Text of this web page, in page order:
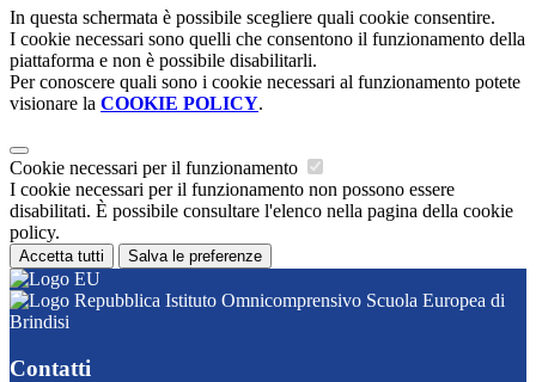
In questa schermata è possibile scegliere quali cookie consentire.
I cookie necessari sono quelli che consentono il funzionamento della
piattaforma e non è possibile disabilitarli.
Per conoscere quali sono i cookie necessari al funzionamento potete
visionare la COOKIE POLICY.
Cookie necessari per il funzionamento
I cookie necessari per il funzionamento non possono essere
disabilitati. È possibile consultare l'elenco nella pagina della cookie
policy.
Accetta tutti Salva le preferenze
Istituto Omnicomprensivo Scuola Europea di
Brindisi
Contatti